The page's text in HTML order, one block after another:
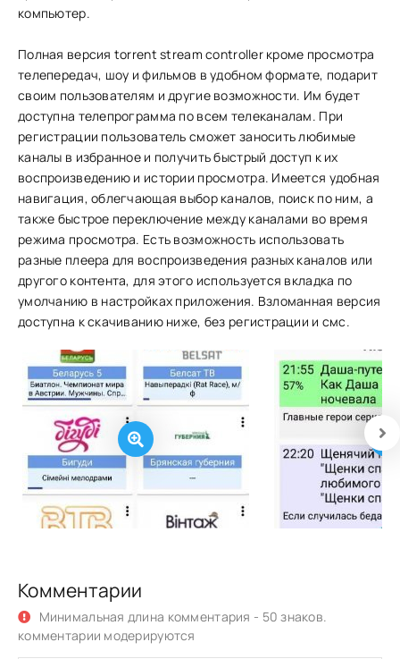
компьютер.
Полная версия torrent stream controller кроме просмотра
телепередач, шоу и фильмов в удобном формате, подарит
своим пользователям и другие возможности. Им будет
доступна телепрограмма по всем телеканалам. При
регистрации пользователь сможет заносить любимые
каналы в избранное и получить быстрый доступ к их
воспроизведению и истории просмотра. Имеется удобная
навигация, облегчающая выбор каналов, поиск по ним, а
также быстрое переключение между каналами во время
режима просмотра. Есть возможность использовать
разные плеера для воспроизведения разных каналов или
другого контента, для этого используется вкладка по
умолчанию в настройках приложения. Взломанная версия
доступна к скачиванию ниже, без регистрации и смс.
Комментарии
Минимальная длина комментария - 50 знаков.
комментарии модерируются